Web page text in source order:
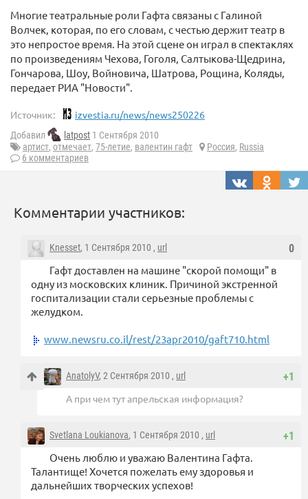
Многие театральные роли Гафта связаны с Галиной
Волчек, которая, по его словам, с честью держит театр в
это непростое время. На этой сцене он играл в спектаклях
по произведениям Чехова, Гоголя, Салтыкова-Щедрина,
Гончарова, Шоу, Войновича, Шатрова, Рощина, Коляды,
передает РИА "Новости".
Источник: izvestia.ru/news/news250226
Добавил latpost 1 Сентября 2010
артист, отмечает, 75-летие, валентин гафт Россия, Russia
6 комментариев
Комментарии участников:
0
Knesset, 1 Сентября 2010 , url
Гафт доставлен на машине "скорой помощи" в
одну из московских клиник. Причиной экстренной
госпитализации стали серьезные проблемы с
желудком.
www.newsru.co.il/rest/23apr2010/gaft710.html
+1
AnatolyV, 2 Сентября 2010 , url
А при чем тут апрельская информация?
+1
Svetlana Loukianova, 1 Сентября 2010 , url
Очень люблю и уважаю Валентина Гафта.
Талантище! Хочется пожелать ему здоровья и
дальнейших творческих успехов!